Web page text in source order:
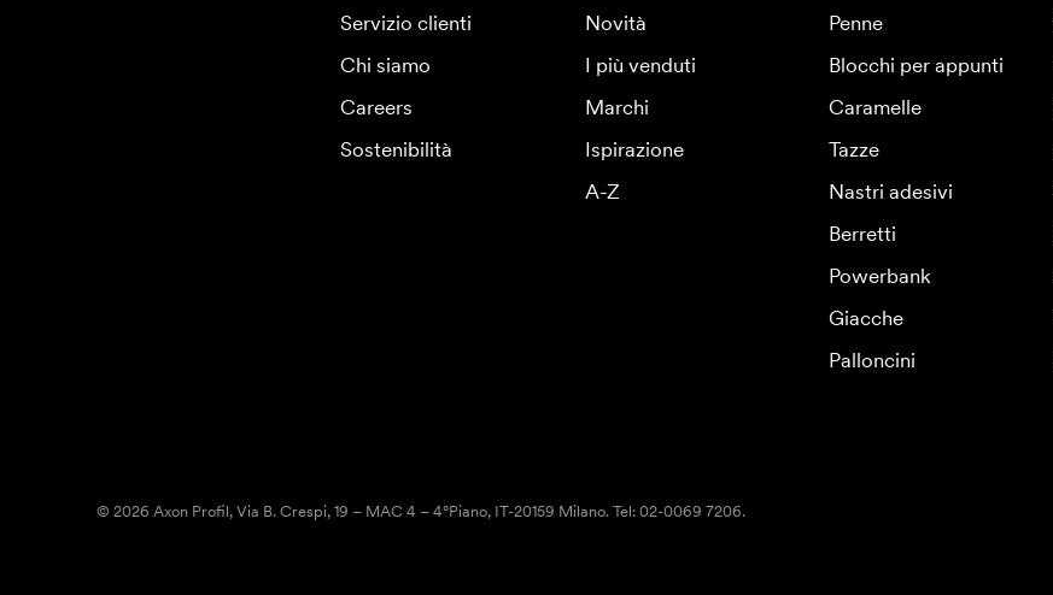
Servizio clienti
Chi siamo
Careers
Sostenibilità
Novità
I più venduti
Marchi
Ispirazione
A-Z
Penne
Blocchi per appunti
Caramelle
Tazze
Nastri adesivi
Berretti
Powerbank
Giacche
Palloncini
© 2026 Axon Profil, Via B. Crespi, 19 – MAC 4 – 4°Piano, IT-20159 Milano. Tel: 02-0069 7206.